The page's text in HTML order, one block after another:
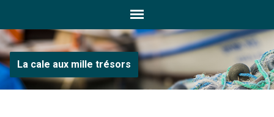
La cale aux mille trésors